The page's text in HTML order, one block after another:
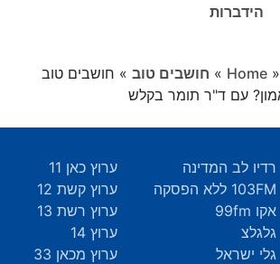
הידברות
Home »
» חושבים טוב » חושבים טוב
רדיו לב המדינה
103FM ללא הפסקה
אקו 99fm
גלגלצ
גלי ישראל
ערוץ כאן 11
ערוץ קשת 12
ערוץ רשת 13
ערוץ 14
ערוץ מכאן 33